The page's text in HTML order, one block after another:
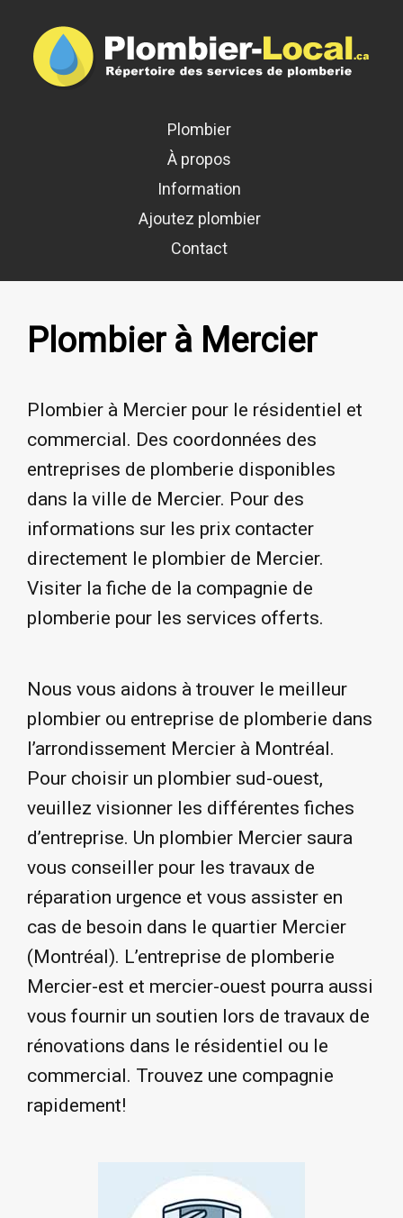
Plombier
À propos
Information
Ajoutez plombier
Contact
Plombier à Mercier
Plombier à Mercier pour le résidentiel et
commercial. Des coordonnées des
entreprises de plomberie disponibles
dans la ville de Mercier. Pour des
informations sur les prix contacter
directement le plombier de Mercier.
Visiter la fiche de la compagnie de
plomberie pour les services offerts.
Nous vous aidons à trouver le meilleur
plombier ou entreprise de plomberie dans
l’arrondissement Mercier à Montréal.
Pour choisir un plombier sud-ouest,
veuillez visionner les différentes fiches
d’entreprise. Un plombier Mercier saura
vous conseiller pour les travaux de
réparation urgence et vous assister en
cas de besoin dans le quartier Mercier
(Montréal). L’entreprise de plomberie
Mercier-est et mercier-ouest pourra aussi
vous fournir un soutien lors de travaux de
rénovations dans le résidentiel ou le
commercial. Trouvez une compagnie
rapidement!